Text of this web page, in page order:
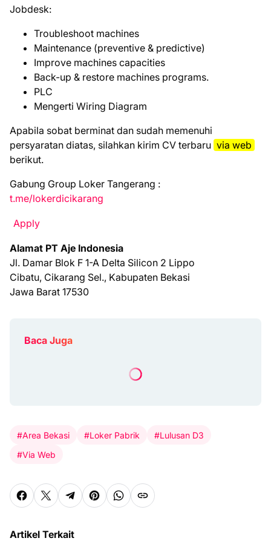
Jobdesk:
Troubleshoot machines
Maintenance (preventive & predictive)
Improve machines capacities
Back-up & restore machines programs.
PLC
Mengerti Wiring Diagram
Aраbіlа ѕоbаt bеrmіnаt dаn ѕudаh mеmеnuhі
реrѕуаrаtаn dіаtаѕ, ѕіlаhkаn kіrіm CV tеrbаru vіа web
bеrіkut.
Gabung Group Loker Tangerang :
t.me/lokerdicikarang
Apply
Alamat PT Aje Indonesia
Jl. Damar Blok F 1-A Delta Silicon 2 Lippo
Cibatu, Cikarang Sel., Kabupaten Bekasi
Jawa Barat 17530
Baca Juga
#Area Bekasi #Loker Pabrik
#Lulusan D3
#Via Web
Artikel Terkait